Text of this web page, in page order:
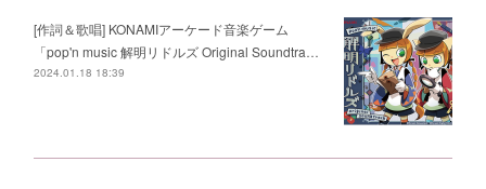
[作詞＆歌唱] KONAMIアーケード音楽ゲーム
「pop'n music 解明リドルズ Original Soundtra…
2024.01.18 18:39